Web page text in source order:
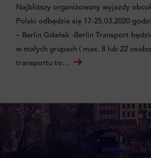
Najbliższy organizowany wyjazdy
Polski odbędzie się 17-25.03.2020
– Berlin Gdańsk -Berlin Transport
w małych grupach ( max. 8 lub 22
transportu to…